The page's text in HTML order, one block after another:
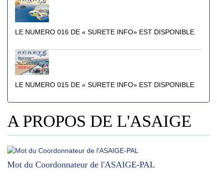
LE NUMERO 016 DE « SURETE INFO» EST DISPONIBLE
LE NUMERO 015 DE « SURETE INFO» EST DISPONIBLE
A PROPOS DE L'ASAIGE
Mot du Coordonnateur de l'ASAIGE-PAL